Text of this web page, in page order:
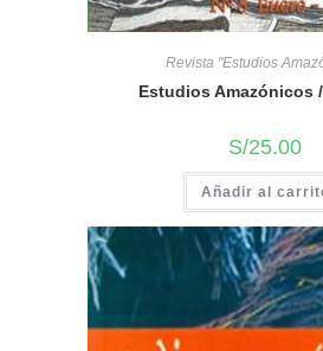
Revista "Estudios
Estudios Amazónicos
S/25.00
Añadir al